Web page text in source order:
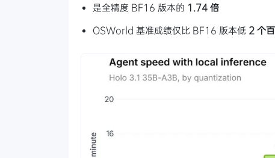
是全精度 BF16 版本的 1.74 倍
OSWorld 基准成绩仅比 BF16 版本低 2 个